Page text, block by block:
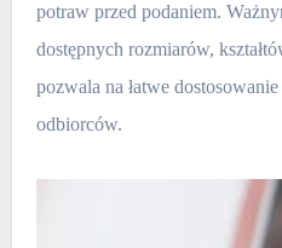
potraw przed podaniem.
dostępnych rozmiarów,
pozwala na łatwe
odbiorców.